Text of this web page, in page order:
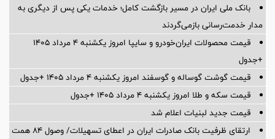
بانک ملی ایران در مسیر بازگشت کامل؛ خدمات یکی پس از دیگری به
مدار خدمت‌رسانی بازمی‌گردند
قیمت محصولات ایران‌خودرو و سایپا امروز یکشنبه ۴ مرداد ۱۴۰۵
+جدول
قیمت گوشت گوساله و گوسفند امروز یکشنبه ۴ مرداد ۱۴۰۵ +جدول
قیمت سکه و طلا امروز یکشنبه ۴ مرداد ۱۴۰۵ +جدول
قیمت جدید لبنیات اعلام شد
ارتقای ظرفیت بانک صادرات ایران در اعطای تسهیلات/ وصول ۸۴ همت